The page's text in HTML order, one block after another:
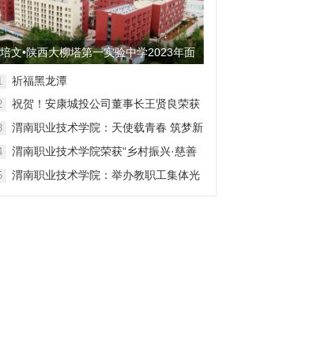
培文•陕西大柳塔第一实验中学2023年面
向全国招聘教师启事
祈福黑龙潭
祝贺！安康城投公司董事长王贤良荣获
渭南职业技术学院：天使载青春 筑梦新
渭南职业技术学院荣获“乡村振兴·慈善
渭南职业技术学院：举办教职工集体光